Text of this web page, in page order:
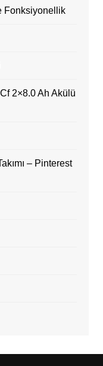
Fonksiyonellik
2×8.0 Ah Akülü
– Pinterest